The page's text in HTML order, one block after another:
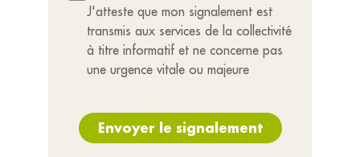
J'atteste que mon signalement est
transmis aux services de la collectivité
à titre informatif et ne concerne pas
une urgence vitale ou majeure
Envoyer le signalement